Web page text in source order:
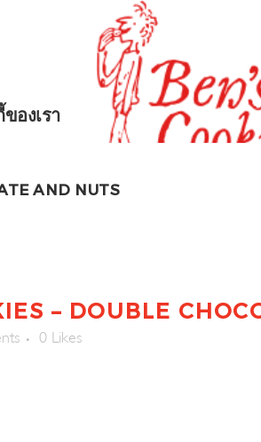
องเรา
AND NUTS
– DOUBLE
0 Likes